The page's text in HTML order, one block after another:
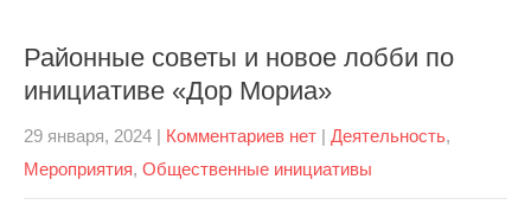
Районные советы и новое лобби по
инициативе «Дор Мориа»
29 января, 2024 | Комментариев нет | Деятельность,
Мероприятия, Общественные инициативы